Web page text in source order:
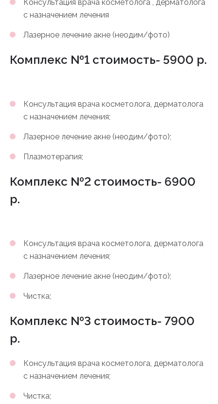
Консультация врача косметолога , дерматолога
с назначением лечения
Лазерное лечение акне (неодим/фото)
Комплекс №1 стоимость- 5900 р.
Консультация врача косметолога, дерматолога
с назначением лечения;
Лазерное лечение акне (неодим/фото);
Плазмотерапия;
Комплекс №2 стоимость- 6900
р.
Консультация врача косметолога, дерматолога
с назначением лечения;
Лазерное лечение акне (неодим/фото);
Чистка;
Комплекс №3 стоимость- 7900
р.
Консультация врача косметолога, дерматолога
с назначением лечения;
Чистка;